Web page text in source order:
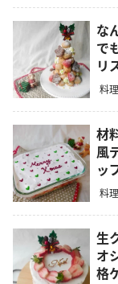
な
で
リ
料
材
風
ッ
料
生
オ
格